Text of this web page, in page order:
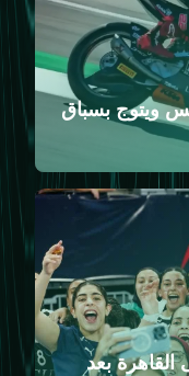
ويتوج بسباق
بعد